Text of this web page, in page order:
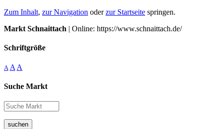
Zum Inhalt, zur Navigation oderzur Startseite springen.
Markt Schnaittach | Online: https://www.schnaittach.de/
Schriftgröße
A A A
Suche Markt
suchen